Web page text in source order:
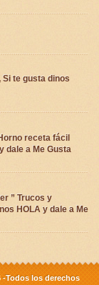
Si te gusta dinos
receta fácil
dale a Me Gusta
” Trucos y
HOLA y dale a Me
-Todos los derechos